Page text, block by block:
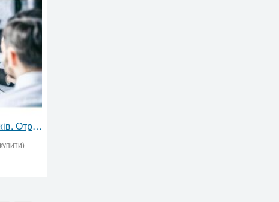
Митне оформлення вантажів. Отримання сертифіката EUR.1